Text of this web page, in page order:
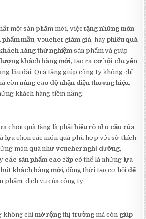
một sản phẩm mới, việctặng những món
phẩm mẫu,voucher giảm giá, hayphiếu quà
hàng thử nghiệm sản phẩm và giúp
lượng khách hàng mới, tạo ra cơ hội chuyển
lâu dài. Quà tặng giúp công ty không chỉ
cònnâng cao độ nhận diện thương hiệu,
khách hàng tiềm năng.
chọn quà tặng là phảihiểu rõ nhu cầu của
lựa chọn các món quà phù hợp với sở thích
món quà nhưvoucher nghỉ dưỡng,
các sản phẩm cao cấp có thể là những lựa
khách hàng mới, đồng thời tạo cơ hội để
phẩm, dịch vụ của công ty.
không chỉmở rộng thị trường mà còn giúp